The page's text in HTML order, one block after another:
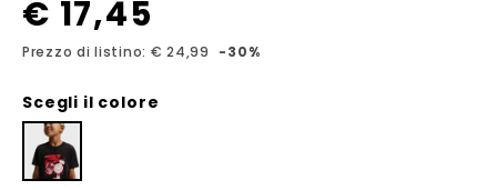
€ 17,45
Prezzo di listino: € 24,99 -30%
Scegli il colore